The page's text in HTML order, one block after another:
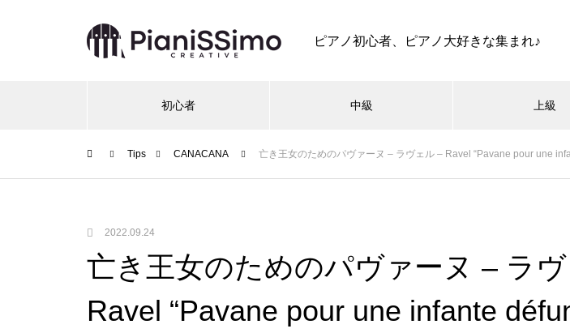
ピアノ初心者、ピアノ大好きな集まれ♪
初心者 中級 上級
Tips CANACANA 亡き王女のためのパヴァーヌ – ラヴェル – Ravel “Pavane pour une
2022.09.24
亡き王女のためのパヴァーヌ – ラ
Ravel “Pavane pour une infante